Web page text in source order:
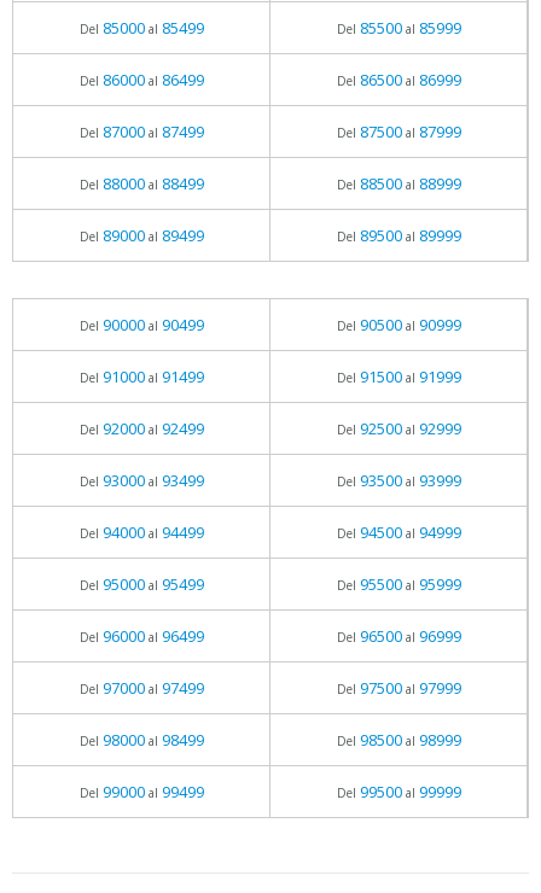
Del 85000al 85499 Del 85500al 85999
Del 86000al 86499 Del 86500al 86999
Del 87000al 87499 Del 87500al 87999
Del 88000al 88499 Del 88500al 88999
Del 89000al 89499 Del 89500al 89999
Del 90000al 90499 Del 90500al 90999
Del 91000al 91499 Del 91500al 91999
Del 92000al 92499 Del 92500al 92999
Del 93000al 93499 Del 93500al 93999
Del 94000al 94499 Del 94500al 94999
Del 95000al 95499 Del 95500al 95999
Del 96000al 96499 Del 96500al 96999
Del 97000al 97499 Del 97500al 97999
Del 98000al 98499 Del 98500al 98999
Del 99000al 99499 Del 99500al 99999